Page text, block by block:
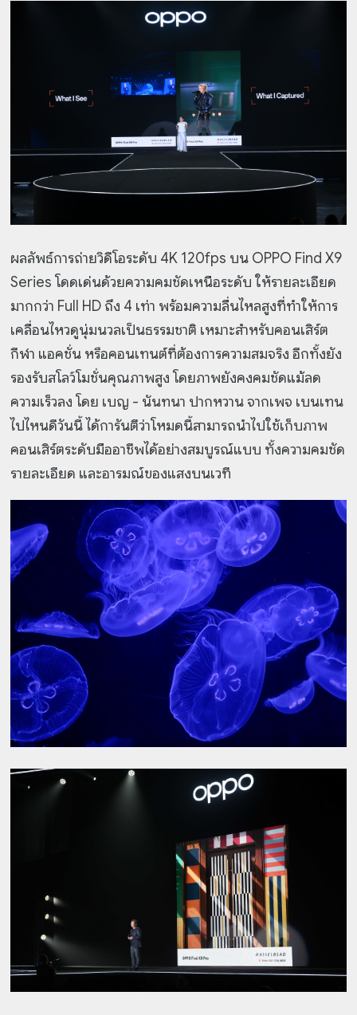
ผลลัพธ์การถ่ายวิดีโอระดับ 4K 120fps บน OPPO Find X9
Series โดดเด่นด้วยความคมชัดเหนือระดับ ให้รายละเอียด
มากกว่า Full HD ถึง 4 เท่า พร้อมความลื่นไหลสูงที่ทำให้การ
เคลื่อนไหวดูนุ่มนวลเป็นธรรมชาติ เหมาะสำหรับคอนเสิร์ต
กีฬา แอคชั่น หรือคอนเทนต์ที่ต้องการความสมจริง อีกทั้งยัง
รองรับสโลว์โมชั่นคุณภาพสูง โดยภาพยังคงคมชัดแม้ลด
ความเร็วลง โดย เบญ - นันทนา ปากหวาน จากเพจ เบนเทน
ไปไหนดีวันนี้ ได้การันตีว่าโหมดนี้สามารถนำไปใช้เก็บภาพ
คอนเสิร์ตระดับมืออาชีพได้อย่างสมบูรณ์แบบ ทั้งความคมชัด
รายละเอียด และอารมณ์ของแสงบนเวที